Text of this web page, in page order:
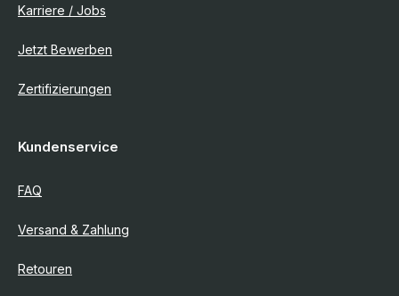
Karriere / Jobs
Jetzt Bewerben
Zertifizierungen
Kundenservice
FAQ
Versand & Zahlung
Retouren